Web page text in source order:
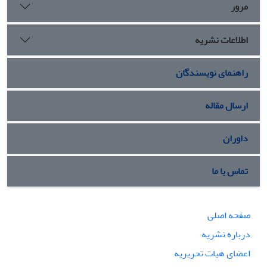
مرور
اطلاعات نشریه
راهنمای نویسندگان
ارسال مقاله
داوران
تماس با ما
صفحه اصلی
درباره نشریه
اعضای هیات تحریریه